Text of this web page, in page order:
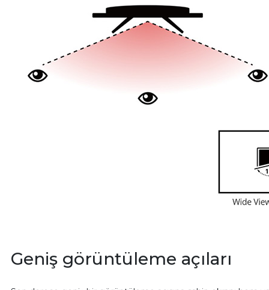
Geniş görüntüleme açıları